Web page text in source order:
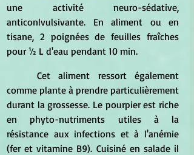
une activité neuro-sédative,
anticonlvulsivante. En aliment ou en
tisane, 2 poignées de feuilles fraîches
pour ½ L d'eau pendant 10 min.
comme plante à prendre particulièrement
durant la grossesse. Le pourpier est riche
en phyto-nutriments utiles à la
résistance aux infections et à l'anémie
(fer et vitamine B9). Cuisiné en salade il